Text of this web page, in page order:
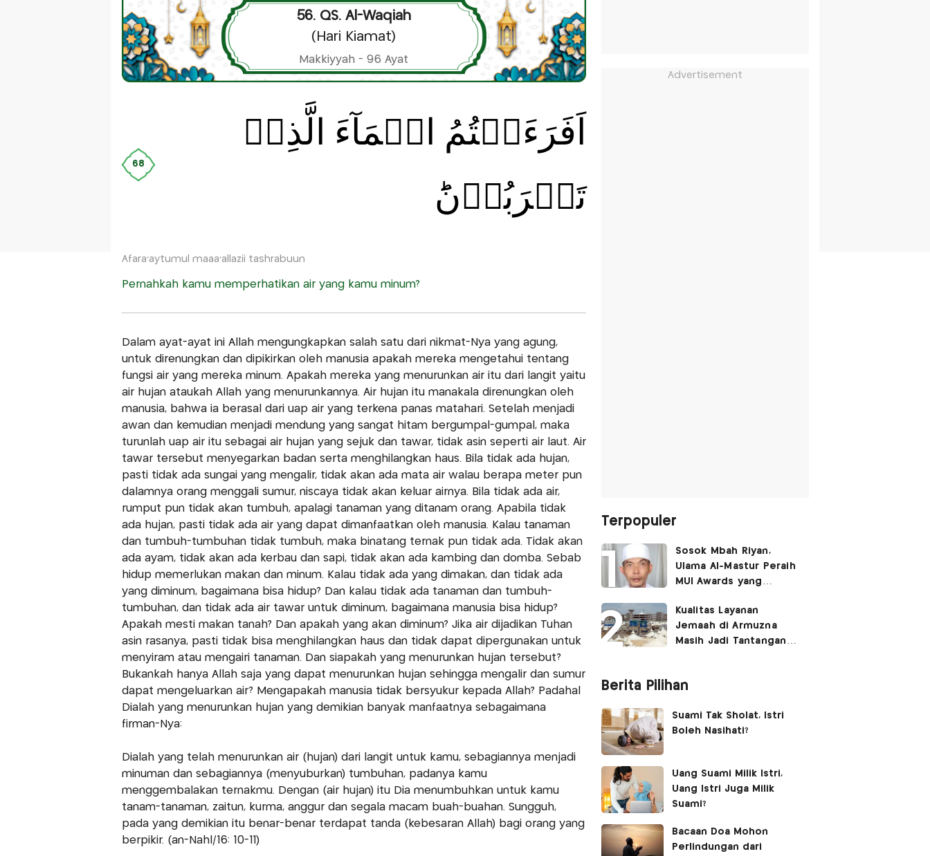
56. QS. Al-Waqiah
(Hari Kiamat)
Makkiyyah - 96 Ayat
68
اَفَرَءَيۡتُمُ الۡمَآءَ الَّذِىۡ
تَشۡرَبُوۡنَؕ
Afara'aytumul maaa'allazii tashrabuun
Pernahkah kamu memperhatikan air yang kamu minum?
Dalam ayat-ayat ini Allah mengungkapkan salah satu dari nikmat-Nya yang agung,
untuk direnungkan dan dipikirkan oleh manusia apakah mereka mengetahui tentang
fungsi air yang mereka minum. Apakah mereka yang menurunkan air itu dari langit yaitu
air hujan ataukah Allah yang menurunkannya. Air hujan itu manakala direnungkan oleh
manusia, bahwa ia berasal dari uap air yang terkena panas matahari. Setelah menjadi
awan dan kemudian menjadi mendung yang sangat hitam bergumpal-gumpal, maka
turunlah uap air itu sebagai air hujan yang sejuk dan tawar, tidak asin seperti air laut. Air
tawar tersebut menyegarkan badan serta menghilangkan haus. Bila tidak ada hujan,
pasti tidak ada sungai yang mengalir, tidak akan ada mata air walau berapa meter pun
dalamnya orang menggali sumur, niscaya tidak akan keluar airnya. Bila tidak ada air,
rumput pun tidak akan tumbuh, apalagi tanaman yang ditanam orang. Apabila tidak
ada hujan, pasti tidak ada air yang dapat dimanfaatkan oleh manusia. Kalau tanaman
dan tumbuh-tumbuhan tidak tumbuh, maka binatang ternak pun tidak ada. Tidak akan
ada ayam, tidak akan ada kerbau dan sapi, tidak akan ada kambing dan domba. Sebab
hidup memerlukan makan dan minum. Kalau tidak ada yang dimakan, dan tidak ada
yang diminum, bagaimana bisa hidup? Dan kalau tidak ada tanaman dan tumbuh-
tumbuhan, dan tidak ada air tawar untuk diminum, bagaimana manusia bisa hidup?
Apakah mesti makan tanah? Dan apakah yang akan diminum? Jika air dijadikan Tuhan
asin rasanya, pasti tidak bisa menghilangkan haus dan tidak dapat dipergunakan untuk
menyiram atau mengairi tanaman. Dan siapakah yang menurunkan hujan tersebut?
Bukankah hanya Allah saja yang dapat menurunkan hujan sehingga mengalir dan sumur
dapat mengeluarkan air? Mengapakah manusia tidak bersyukur kepada Allah? Padahal
Dialah yang menurunkan hujan yang demikian banyak manfaatnya sebagaimana
firman-Nya:
Dialah yang telah menurunkan air (hujan) dari langit untuk kamu, sebagiannya menjadi
minuman dan sebagiannya (menyuburkan) tumbuhan, padanya kamu
menggembalakan ternakmu. Dengan (air hujan) itu Dia menumbuhkan untuk kamu
tanam-tanaman, zaitun, kurma, anggur dan segala macam buah-buahan. Sungguh,
pada yang demikian itu benar-benar terdapat tanda (kebesaran Allah) bagi orang yang
berpikir. (an-Nahl/16: 10-11)
Advertisement
Terpopuler
Sosok Mbah Riyan,
Ulama Al-Mastur Peraih
MUI Awards yang
Tukang Bangunan
Kualitas Layanan
Jemaah di Armuzna
Masih Jadi Tantangan
Berita Pilihan
Suami Tak Sholat, Istri
Boleh Nasihati?
Uang Suami Milik Istri,
Uang Istri Juga Milik
Suami?
Bacaan Doa Mohon
Perlindungan dari